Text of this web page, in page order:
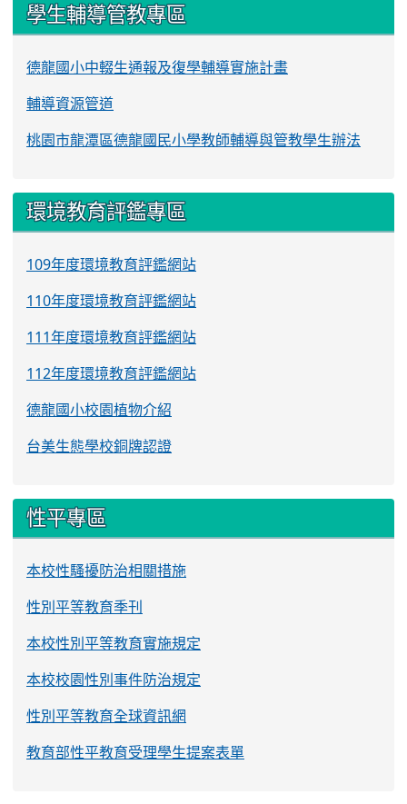
學生輔導管教專區
德龍國小中輟生通報及復學輔導實施計畫
輔導資源管道
桃園市龍潭區德龍國民小學教師輔導與管教學生辦法
環境教育評鑑專區
109年度環境教育評鑑網站
110年度環境教育評鑑網站
111年度環境教育評鑑網站
112年度環境教育評鑑網站
德龍國小校園植物介紹
台美生態學校銅牌認證
性平專區
本校性騷擾防治相關措施
性別平等教育季刊
本校性別平等教育實施規定
本校校園性別事件防治規定
性別平等教育全球資訊網
教育部性平教育受理學生提案表單